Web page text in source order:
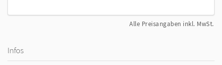
Alle Preisangaben inkl. MwSt.
Infos